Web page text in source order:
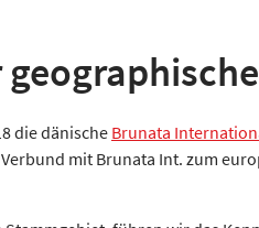
die dänische Brunata
mit Brunata Int. zum